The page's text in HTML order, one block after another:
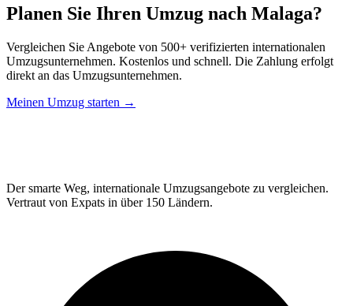
Planen Sie Ihren Umzug nach Malaga?
Vergleichen Sie Angebote von 500+ verifizierten internationalen
Umzugsunternehmen. Kostenlos und schnell. Die Zahlung erfolgt
direkt an das Umzugsunternehmen.
Meinen Umzug starten →
Der smarte Weg, internationale Umzugsangebote zu vergleichen.
Vertraut von Expats in über 150 Ländern.